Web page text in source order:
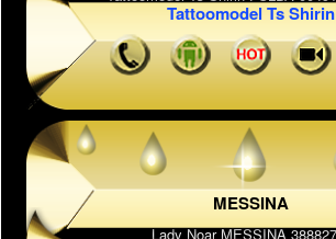
Tattoomodel Ts Shirin
MESSINA